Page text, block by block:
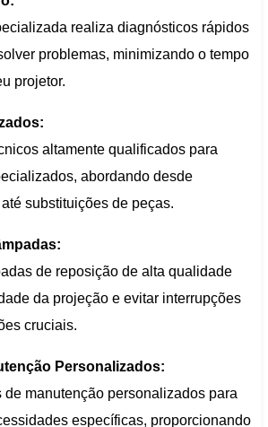
realiza diagnósticos rápidos
problemas, minimizando o tempo
projetor.
altamente qualificados para
abordando desde
substituições de peças.
de reposição de alta qualidade
da projeção e evitar interrupções
cruciais.
Personalizados:
de manutenção personalizados para
específicas, proporcionando